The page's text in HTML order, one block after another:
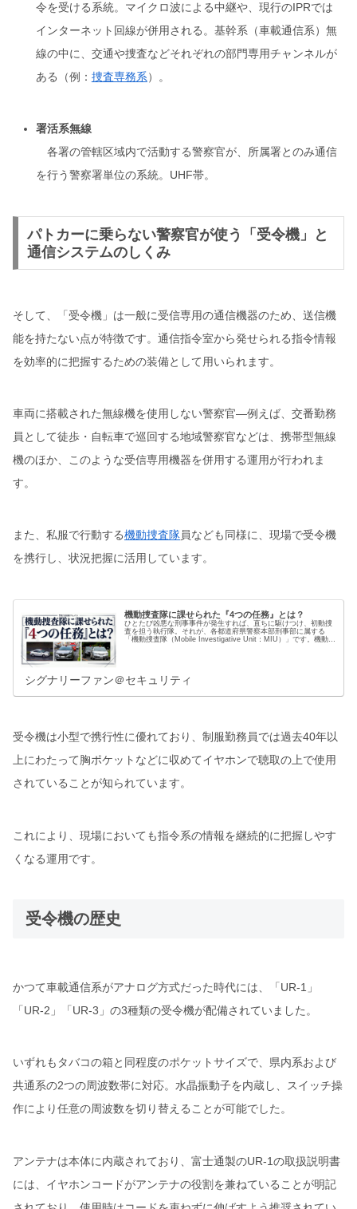
令を受ける系統。マイクロ波による中継や、現行のIPRでは
インターネット回線が併用される。基幹系（車載通信系）無
線の中に、交通や捜査などそれぞれの部門専用チャンネルが
ある（例： 捜査専務系）。
署活系無線
各署の管轄区域内で活動する警察官が、所属署とのみ通信
を行う警察署単位の系統。UHF帯。
パトカーに乗らない警察官が使う「受令機」と
通信システムのしくみ
そして、「受令機」は一般に受信専用の通信機器のため、送信機
能を持たない点が特徴です。通信指令室から発せられる指令情報
を効率的に把握するための装備として用いられます。
車両に搭載された無線機を使用しない警察官―例えば、交番勤務
員として徒歩・自転車で巡回する地域警察官などは、携帯型無線
機のほか、このような受信専用機器を併用する運用が行われま
す。
また、私服で行動する機動捜査隊員なども同様に、現場で受令機
を携行し、状況把握に活用しています。
機動捜査隊に課せられた『4つの任務』とは？
ひとたび凶悪な刑事事件が発生すれば、直ちに駆けつけ、初動捜
査を担う執行隊。それが、各都道府県警察本部刑事部に属する
「機動捜査隊（Mobile Investigative Unit：MIU）」です。機動捜
シグナリーファン＠セキュリティ
受令機は小型で携行性に優れており、制服勤務員では過去40年以
上にわたって胸ポケットなどに収めてイヤホンで聴取の上で使用
されていることが知られています。
これにより、現場においても指令系の情報を継続的に把握しやす
くなる運用です。
受令機の歴史
かつて車載通信系がアナログ方式だった時代には、「UR-1」
「UR-2」「UR-3」の3種類の受令機が配備されていました。
いずれもタバコの箱と同程度のポケットサイズで、県内系および
共通系の2つの周波数帯に対応。水晶振動子を内蔵し、スイッチ操
作により任意の周波数を切り替えることが可能でした。
アンテナは本体に内蔵されており、富士通製のUR-1の取扱説明書
には、イヤホンコードがアンテナの役割を兼ねていることが明記